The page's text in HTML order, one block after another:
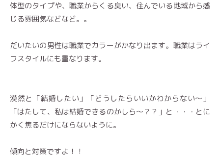
体型のタイプや、職業からくる臭い、住んでいる地域から感
じる雰囲気などなど。。
だいたいの男性は職業でカラーがかなり出ます。職業はライ
フスタイルにも重なります。
漠然と「結婚したい」「どうしたらいいかわからない〜」
「はたして、私は結婚できるのかしら〜？？」と・・・とに
かく焦るだけにならないように。
傾向と対策ですよ！！